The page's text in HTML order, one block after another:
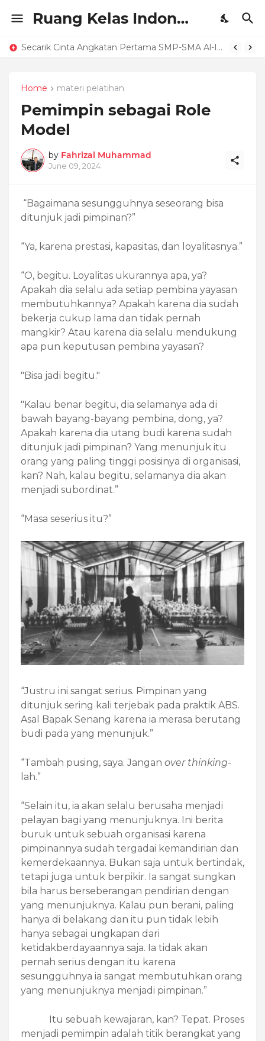
Ruang Kelas Indonesia
Secarik Cinta Angkatan Pertama SMP-SMA Al-Izhar Pondok Labu
Home materi pelatihan
Pemimpin sebagai Role
Model
by Fahrizal Muhammad
June 09, 2024
“Bagaimana sesungguhnya seseorang bisa
ditunjuk jadi pimpinan?”
“Ya, karena prestasi, kapasitas, dan loyalitasnya.”
“O, begitu. Loyalitas ukurannya apa, ya?
Apakah dia selalu ada setiap pembina yayasan
membutuhkannya? Apakah karena dia sudah
bekerja cukup lama dan tidak pernah
mangkir? Atau karena dia selalu mendukung
apa pun keputusan pembina yayasan?
"Bisa jadi begitu."
"Kalau benar begitu, dia selamanya ada di
bawah bayang-bayang pembina, dong, ya?
Apakah karena dia utang budi karena sudah
ditunjuk jadi pimpinan? Yang menunjuk itu
orang yang paling tinggi posisinya di organisasi,
kan? Nah, kalau begitu, selamanya dia akan
menjadi subordinat.”
“Masa seserius itu?”
“Justru ini sangat serius. Pimpinan yang
ditunjuk sering kali terjebak pada praktik ABS.
Asal Bapak Senang karena ia merasa berutang
budi pada yang menunjuk.”
“Tambah pusing, saya. Jangan over thinking-
lah.”
“Selain itu, ia akan selalu berusaha menjadi
pelayan bagi yang menunjuknya. Ini berita
buruk untuk sebuah organisasi karena
pimpinannya sudah tergadai kemandirian dan
kemerdekaannya. Bukan saja untuk bertindak,
tetapi juga untuk berpikir. Ia sangat sungkan
bila harus berseberangan pendirian dengan
yang menunjuknya. Kalau pun berani, paling
hanya di belakang dan itu pun tidak lebih
hanya sebagai ungkapan dari
ketidakberdayaannya saja. Ia tidak akan
pernah serius dengan itu karena
sesungguhnya ia sangat membutuhkan orang
yang menunjuknya menjadi pimpinan.”
Itu sebuah kewajaran, kan? Tepat. Proses
menjadi pemimpin adalah titik berangkat yang